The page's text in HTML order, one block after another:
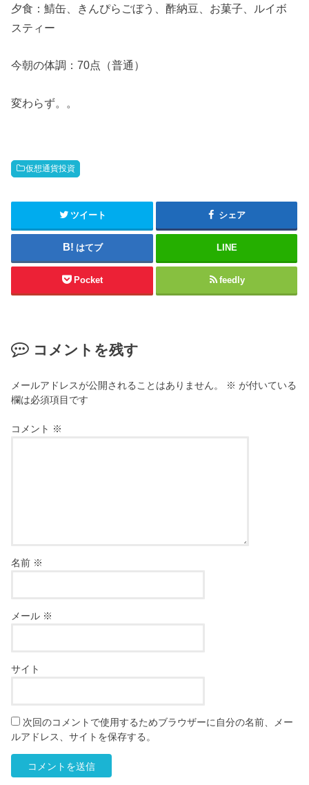
夕食：鯖缶、きんぴらごぼう、酢納豆、お菓子、ルイボ
スティー
今朝の体調：70点（普通）
変わらず。。
仮想通貨投資
ツイート シェア
はてブ LINE
Pocket feedly
コメントを残す
メールアドレスが公開されることはありません。 ※ が付いている
欄は必須項目です
コメント ※
名前 ※
メール ※
サイト
次回のコメントで使用するためブラウザーに自分の名前、メー
ルアドレス、サイトを保存する。